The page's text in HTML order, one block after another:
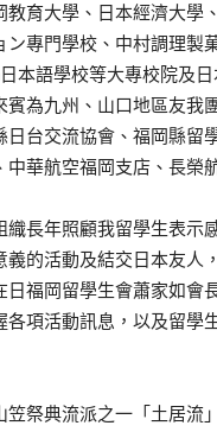
育大學、日本經濟大學
專門學校、中村調理製
本語學校等大專校院及
為九州、山口地區友我
台交流協會、福岡縣留
華航空福岡支店、長榮
長年照顧我留學生表示
的活動及結交日本友人
福岡留學生會蕭家如會
項活動訊息，以及留學
祭典流派之一「土居流